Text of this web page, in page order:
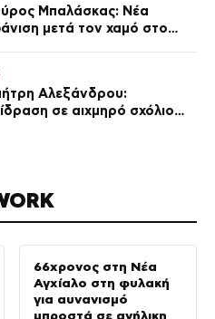
Μπαλάσκας: Νέα
μετά τον χαμό στο
Αλεξάνδρου:
σε αιχμηρό σχόλιο
66χρονος στη Νέα
Αγχίαλο στη φυλακή
για αυνανισμό
μπροστά σε ανήλικη